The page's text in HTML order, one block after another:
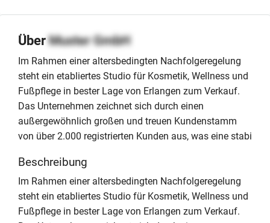
ÜberMuster GmbH
Im Rahmen einer altersbedingten Nachfolgeregelung
steht ein etabliertes Studio für Kosmetik, Wellness und
Fußpflege in bester Lage von Erlangen zum Verkauf.
Das Unternehmen zeichnet sich durch einen
außergewöhnlich großen und treuen Kundenstamm
von über 2.000 registrierten Kunden aus, was eine stabi
Beschreibung
Im Rahmen einer altersbedingten Nachfolgeregelung
steht ein etabliertes Studio für Kosmetik, Wellness und
Fußpflege in bester Lage von Erlangen zum Verkauf.